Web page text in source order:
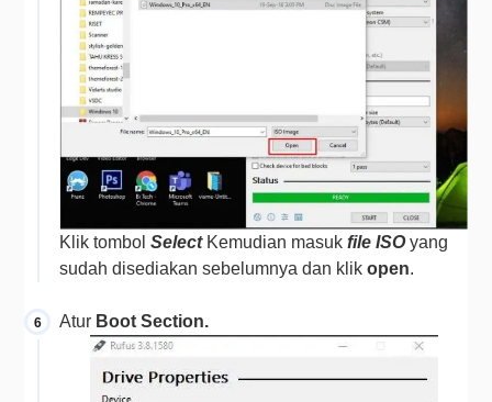
Klik tombol Select Kemudian masuk file ISO yang
sudah disediakan sebelumnya dan klik open.
Atur Boot Section.